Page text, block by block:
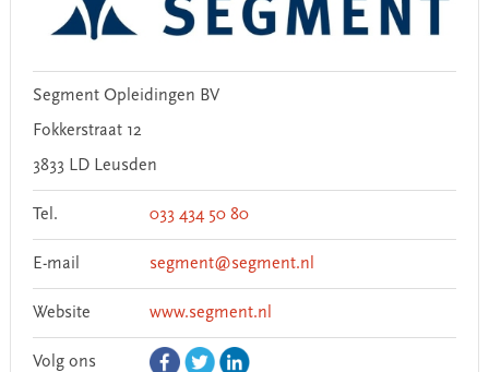
Segment Opleidingen BV
Fokkerstraat 12
3833 LD Leusden
Tel. 033 434 50 80
E-mail segment@segment.nl
Website www.segment.nl
Volg ons